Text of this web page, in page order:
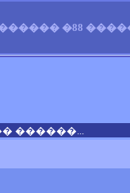
�88
������...